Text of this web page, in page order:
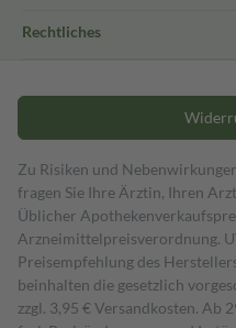
Rechtliches
Zu Risiken und
fragen Sie Ihre Ärztin, Ihren
Üblicher
Arzneimittelpreisverordnung.
Preisempfehlung des
beinhalten die gesetzlich
zzgl. 3,95 € Versandkosten. Ab